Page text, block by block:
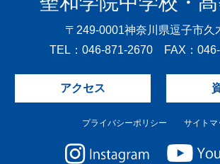
〒249-0001神奈川県逗子市久
TEL：046-871-2670 FAX：
アクセス
プライバシーポリシー サイトマ